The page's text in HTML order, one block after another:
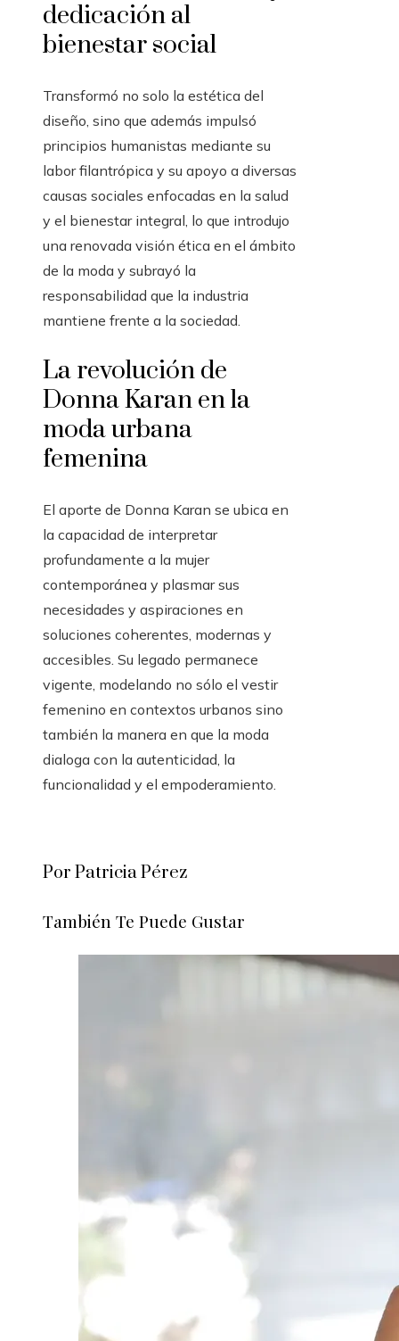
dedicación al
bienestar social
Transformó no solo la estética del
diseño, sino que además impulsó
principios humanistas mediante su
labor filantrópica y su apoyo a diversas
causas sociales enfocadas en la salud
y el bienestar integral, lo que introdujo
una renovada visión ética en el ámbito
de la moda y subrayó la
responsabilidad que la industria
mantiene frente a la sociedad.
La revolución de
Donna Karan en la
moda urbana
femenina
El aporte de Donna Karan se ubica en
la capacidad de interpretar
profundamente a la mujer
contemporánea y plasmar sus
necesidades y aspiraciones en
soluciones coherentes, modernas y
accesibles. Su legado permanece
vigente, modelando no sólo el vestir
femenino en contextos urbanos sino
también la manera en que la moda
dialoga con la autenticidad, la
funcionalidad y el empoderamiento.
Por Patricia Pérez
También Te Puede Gustar